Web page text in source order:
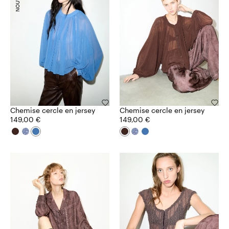
Chemise cercle en jersey
149,00 €
Chemise cercle en jersey
149,00 €